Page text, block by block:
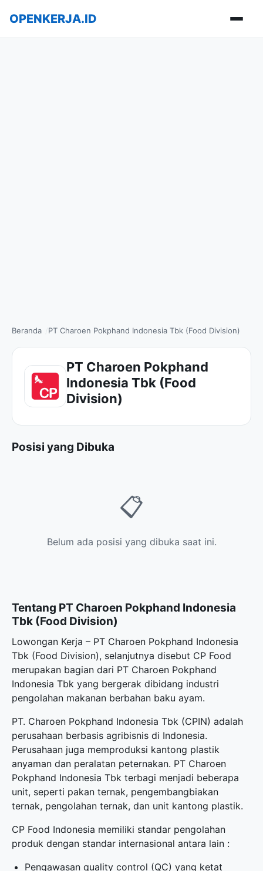
OPENKERJA.ID
Beranda PT Charoen Pokphand Indonesia Tbk (Food Division)
PT Charoen Pokphand
Indonesia Tbk (Food
Division)
Posisi yang Dibuka
📋
Belum ada posisi yang dibuka saat ini.
Tentang PT Charoen Pokphand Indonesia
Tbk (Food Division)
Lowongan Kerja – PT Charoen Pokphand Indonesia
Tbk (Food Division), selanjutnya disebut CP Food
merupakan bagian dari PT Charoen Pokphand
Indonesia Tbk yang bergerak dibidang industri
pengolahan makanan berbahan baku ayam.
PT. Charoen Pokphand Indonesia Tbk (CPIN) adalah
perusahaan berbasis agribisnis di Indonesia.
Perusahaan juga memproduksi kantong plastik
anyaman dan peralatan peternakan. PT Charoen
Pokphand Indonesia Tbk terbagi menjadi beberapa
unit, seperti pakan ternak, pengembangbiakan
ternak, pengolahan ternak, dan unit kantong plastik.
CP Food Indonesia memiliki standar pengolahan
produk dengan standar internasional antara lain :
Pengawasan quality control (QC) yang ketat